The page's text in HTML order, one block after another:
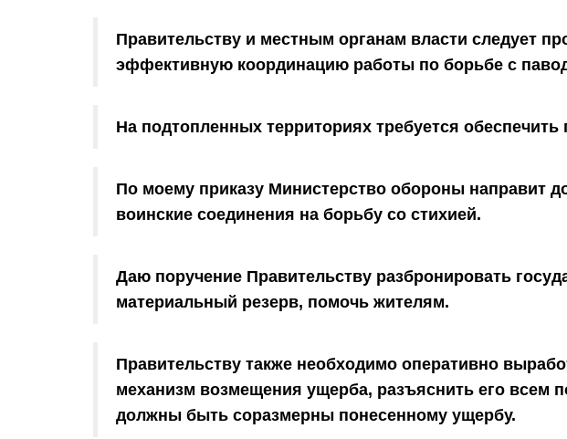
Правительству и местным органам власти следует
эффективную координацию работы по борьбе с
На подтопленных территориях требуется обеспечить
По моему приказу Министерство обороны направит
воинские соединения на борьбу со стихией.
Даю поручение Правительству разбронировать
материальный резерв, помочь жителям.
Правительству также необходимо оперативно
механизм возмещения ущерба, разъяснить его всем
должны быть соразмерны понесенному ущербу.